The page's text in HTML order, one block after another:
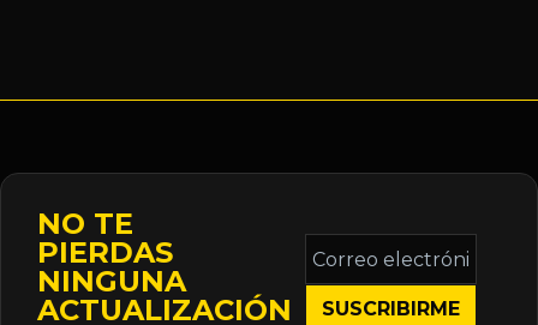
NO TE
PIERDAS
NINGUNA
ACTUALIZACIÓN
Correo
electrónico
*